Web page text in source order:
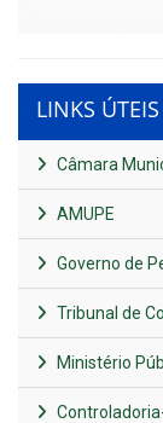
LINKS ÚTEIS
Câmara
AMUPE
Governo de
Tribunal de
Ministério